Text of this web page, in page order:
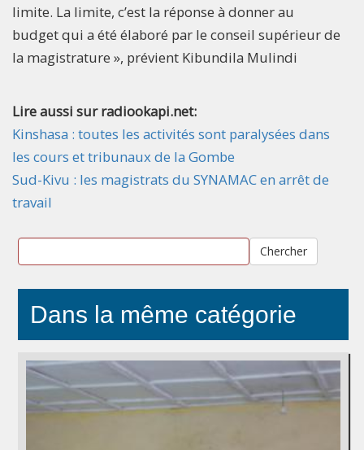
limite. La limite, c’est la réponse à donner au
budget qui a été élaboré par le conseil supérieur de
la magistrature », prévient Kibundila Mulindi
Lire aussi sur radiookapi.net:
Kinshasa : toutes les activités sont paralysées dans
les cours et tribunaux de la Gombe
Sud-Kivu : les magistrats du SYNAMAC en arrêt de
travail
Chercher
Dans la même catégorie